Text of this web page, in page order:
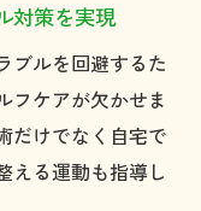
対策を実現
ブルを回避するた
フケアが欠かせま
だけでなく自宅で
える運動も指導し